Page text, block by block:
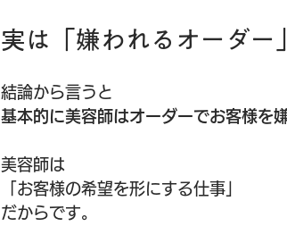
実は「嫌われるオーダー
結論から言うと
基本的に美容師はオーダーでお客様を
美容師は
「お客様の希望を形にする仕事」
だからです。